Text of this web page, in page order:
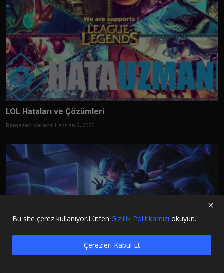
LOL Hataları ve Çözümleri
Ramazan Karaca Haziran 9, 2020
Bu site çerez kullanıyor.Lütfen Gizlilik Politikamızı okuyun.
Çerezleri Kabul Et